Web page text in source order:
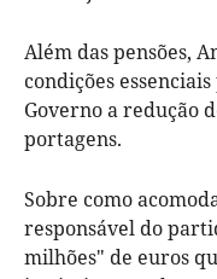
Além das pensões,
condições
Governo a redução
portagens.
Sobre como
responsável do
milhões" de euros